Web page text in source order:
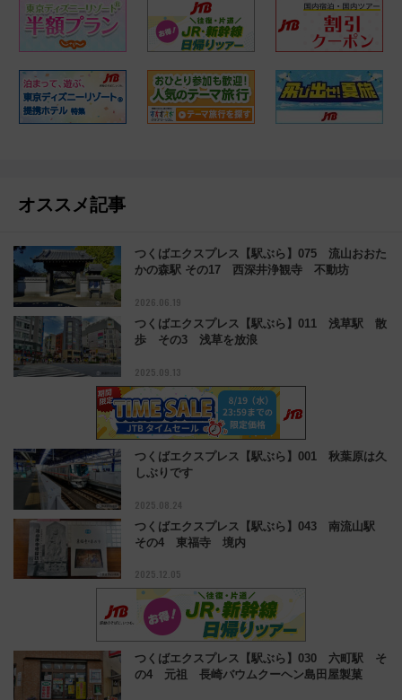
オススメ記事
つくばエクスプレス【駅ぶら】075 流山おおた
かの森駅 その17 西深井浄観寺 不動坊
2026.06.19
つくばエクスプレス【駅ぶら】011 浅草駅 散
歩 その3 浅草を放浪
2025.09.13
つくばエクスプレス【駅ぶら】001 秋葉原は久
しぶりです
2025.08.24
つくばエクスプレス【駅ぶら】043 南流山駅
その4 東福寺 境内
2025.12.05
つくばエクスプレス【駅ぶら】030 六町駅 そ
の4 元祖 長崎バウムクーヘン島田屋製菓